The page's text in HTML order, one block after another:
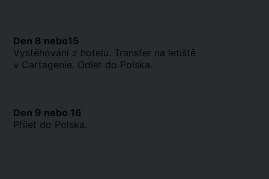
Den 8 nebo15
Vystěhování z hotelu. Transfer na letiště
v Cartagenie. Odlet do Polska.
Den 9 nebo 16
Přílet do Polska.